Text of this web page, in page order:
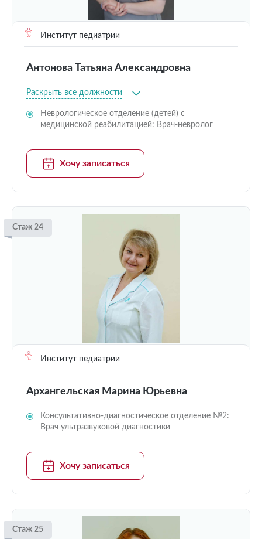
Институт педиатрии
Антонова Татьяна Александровна
Раскрыть все должности
Неврологическое отделение (детей) с
медицинской реабилитацией: Врач-невролог
Хочу записаться
Стаж 24
Институт педиатрии
Архангельская Марина Юрьевна
Консультативно-диагностическое отделение №2:
Врач ультразвуковой диагностики
Хочу записаться
Стаж 25